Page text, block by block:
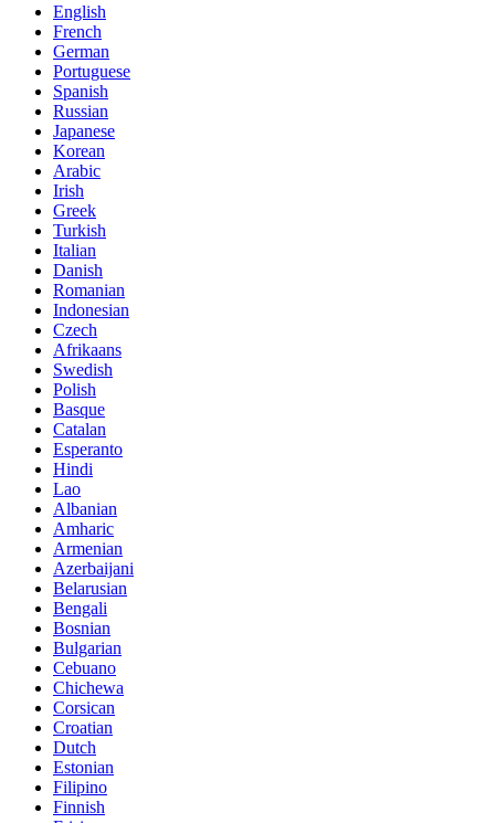
English
French
German
Portuguese
Spanish
Russian
Japanese
Korean
Arabic
Irish
Greek
Turkish
Italian
Danish
Romanian
Indonesian
Czech
Afrikaans
Swedish
Polish
Basque
Catalan
Esperanto
Hindi
Lao
Albanian
Amharic
Armenian
Azerbaijani
Belarusian
Bengali
Bosnian
Bulgarian
Cebuano
Chichewa
Corsican
Croatian
Dutch
Estonian
Filipino
Finnish